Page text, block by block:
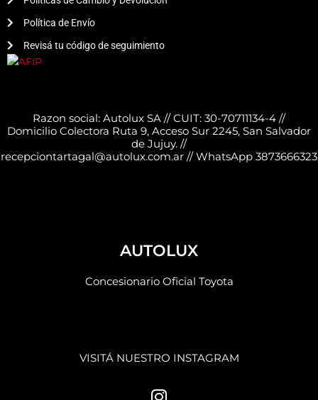
Política de Envío
Revisá tu código de seguimiento
Razon social: Autolux SA // CUIT: 30-70711134-4 //
Domicilio Colectora Ruta 9, Acceso Sur 2245, San Salvador
de Jujuy. //
recepciontartagal@autolux.com.ar // WhatsApp 3873666323
AUTOLUX
Concesionario Oficial Toyota
VISITÁ NUESTRO INSTAGRAM
I